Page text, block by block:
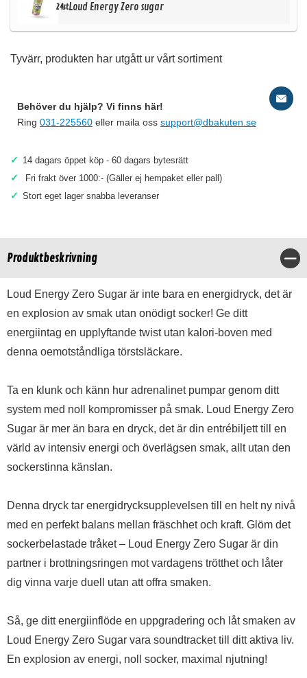
24stLoud Energy Zero sugar
Tyvärr, produkten har utgått ur vårt sortiment
Behöver du hjälp? Vi finns här!
Ring 031-225560 eller maila oss support@dbakuten.se
✓ 14 dagars öppet köp - 60 dagars bytesrätt
✓ Fri frakt över 1000:- (Gäller ej hempaket eller pall)
✓ Stort eget lager snabba leveranser
Produktbeskrivning
Loud Energy Zero Sugar är inte bara en energidryck, det är
en explosion av smak utan onödigt socker! Ge ditt
energiintag en upplyftande twist utan kalori-boven med
denna oemotståndliga törstsläckare.
Ta en klunk och känn hur adrenalinet pumpar genom ditt
system med noll kompromisser på smak. Loud Energy Zero
Sugar är mer än bara en dryck, det är din entrébiljett till en
värld av intensiv energi och överlägsen smak, allt utan den
sockerstinna känslan.
Denna dryck tar energidrycksupplevelsen till en helt ny nivå
med en perfekt balans mellan fräschhet och kraft. Glöm det
sockerbelastade tråket – Loud Energy Zero Sugar är din
partner i brottningsringen mot vardagens trötthet och låter
dig vinna varje duell utan att offra smaken.
Så, ge ditt energiinflöde en uppgradering och låt smaken av
Loud Energy Zero Sugar vara soundtracket till ditt aktiva liv.
En explosion av energi, noll socker, maximal njutning!